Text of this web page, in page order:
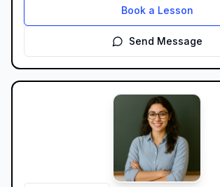
Book a Lesson
Send Message